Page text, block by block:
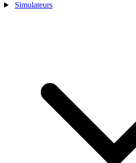
Simulateurs